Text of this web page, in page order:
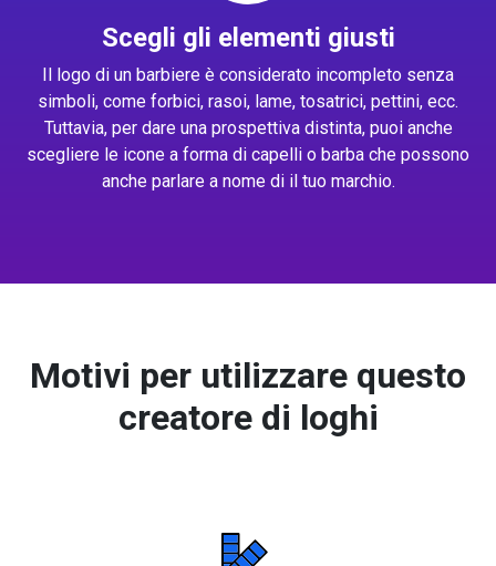
Scegli gli elementi giusti
Il logo di un barbiere è considerato incompleto senza
simboli, come forbici, rasoi, lame, tosatrici, pettini, ecc.
Tuttavia, per dare una prospettiva distinta, puoi anche
scegliere le icone a forma di capelli o barba che possono
anche parlare a nome di il tuo marchio.
Motivi per utilizzare questo
creatore di loghi